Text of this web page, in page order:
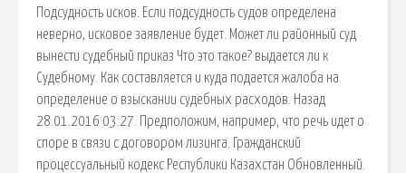
Подсудность исков. Если подсудность судов определена
неверно, исковое заявление будет. Может ли районный суд
вынести судебный приказ Что это такое? выдается ли к
Судебному. Как составляется и куда подается жалоба на
определение о взыскании судебных расходов. Назад
28.01.2016 03:27. Предположим, например, что речь идет о
споре в связи с договором лизинга. Гражданский
процессуальный кодекс Республики Казахстан Обновленный.